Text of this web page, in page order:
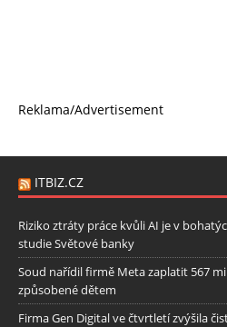
Reklama/Advertisement
ITBIZ.CZ
Riziko ztráty práce kvůli AI je v
studie Světové banky
Soud nařídil firmě Meta zaplatit 567
způsobené dětem
Firma Gen Digital ve čtvrtletí zvýšila